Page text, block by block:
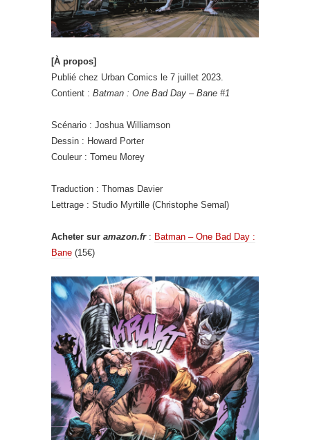
[À propos]
Publié chez Urban Comics le 7 juillet 2023.
Contient : Batman : One Bad Day – Bane #1
Scénario : Joshua Williamson
Dessin : Howard Porter
Couleur : Tomeu Morey
Traduction : Thomas Davier
Lettrage : Studio Myrtille (Christophe Semal)
Acheter sur amazon.fr: Batman – One Bad Day :
Bane (15€)